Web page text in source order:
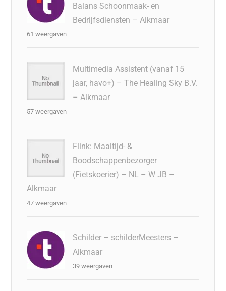
Balans Schoonmaak- en
Bedrijfsdiensten – Alkmaar
61 weergaven
Multimedia Assistent (vanaf 15
jaar, havo+) – The Healing Sky B.V.
– Alkmaar
57 weergaven
Flink: Maaltijd- &
Boodschappenbezorger
(Fietskoerier) – NL – W JB –
Alkmaar
47 weergaven
Schilder – schilderMeesters –
Alkmaar
39 weergaven